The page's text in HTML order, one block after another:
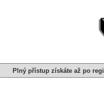
Plný přístup získáte až po